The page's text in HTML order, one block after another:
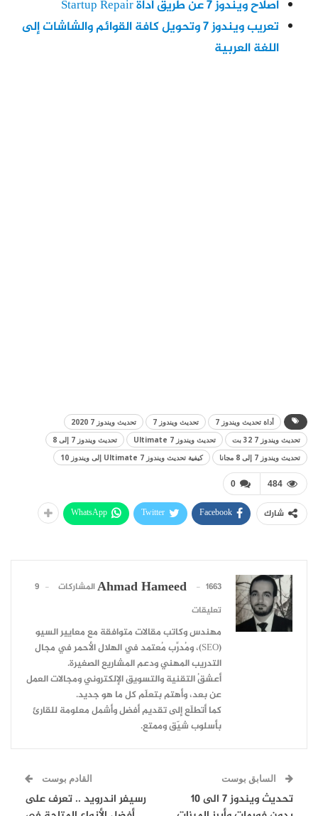
اصلاح ويندوز 7 عن طريق أداة Startup Repair
تعريب ويندوز 7 وتحويل كافة القوائم والشاشات إلى
اللغة العربية
أداة تحديث ويندوز 7 تحديث ويندوز 7
تحديث ويندوز 7 2020
تحديث ويندوز 7 32 بت
تحديث ويندوز 7 Ultimate
تحديث ويندوز 7 إلى 8
تحديث ويندوز 7 إلى 8 مجانا
كيفية تحديث ويندوز 7 Ultimate إلى ويندوز 10
0 484
شارك Facebook
Twitter
WhatsApp
Ahmad Hameed 1663 المشاركات
9
تعليقات
مهندس وكاتب مقالات متوافقة مع معايير السيو
(SEO)، ومُدرِّب مُعتمد في الهلال الأحمر في مجال
التدريب المهني ودعم المشاريع الصغيرة.
أعشقُ التقنية والتسويق الإلكتروني ومجالات العمل
عن بعد، وأهتم بتعلّم كل ما هو جديد.
كما أتطلّع إلى تقديم أفضل وأشمل معلومة للقارئ
بأسلوب شيّق وممتع.
السابق بوست
تحديث ويندوز 7 الى 10
القادم بوست
رسيفر اندرويد .. تعرف على